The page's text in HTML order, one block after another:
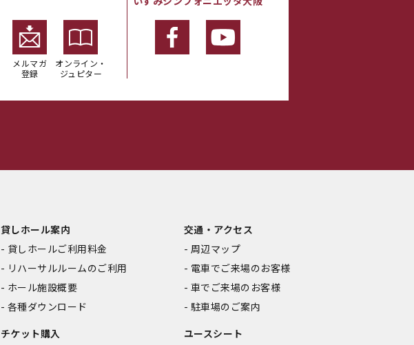
メルマガ
登録
オンライン・
ジュピター
貸しホール案内
貸しホールご利用料金
リハーサルルームのご利用
ホール施設概要
各種ダウンロード
チケット購入
交通・アクセス
周辺マップ
電車でご来場のお客様
車でご来場のお客様
駐車場のご案内
ユースシート